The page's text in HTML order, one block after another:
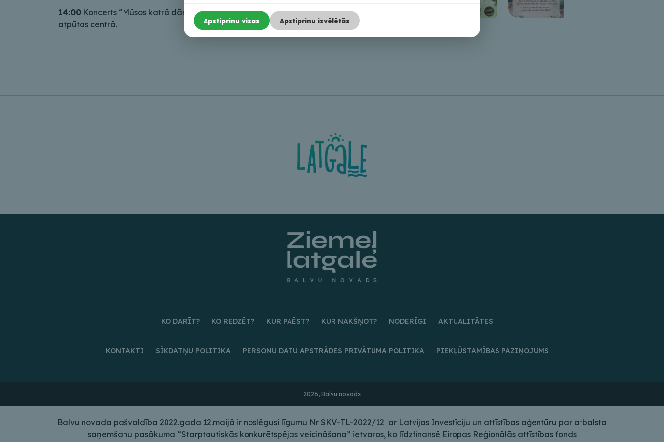
14:00 Koncerts “Mūsos katrā dārgums mīt” Balvu Kultūras un
atpūtas centrā.
KO DARĪT? KO REDZĒT? KUR PAĒST? KUR NAKŠŅOT? NODERĪGI AKTUALITĀTES
KONTAKTI SĪKDATŅU POLITIKA PERSONU DATU APSTRĀDES PRIVĀTUMA POLITIKA PIEKĻŪSTAMĪBAS PAZIŅOJUMS
2026, Balvu novads
Balvu novada pašvaldība 2022.gada 12.maijā ir noslēgusi līgumu Nr SKV-TL-2022/12 ar Latvijas Investīciju un attīstības aģentūru par atbalsta
saņemšanu pasākuma “Starptautiskās konkurētspējas veicināšana” ietvaros, ko līdzfinansē Eiropas Reģionālās attīstības fonds
Apstiprinu visas Apstiprinu izvēlētās